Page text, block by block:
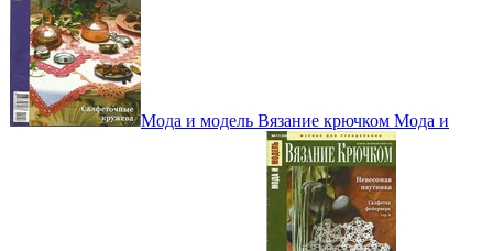
Мода и модель Вязание крючком Мода и